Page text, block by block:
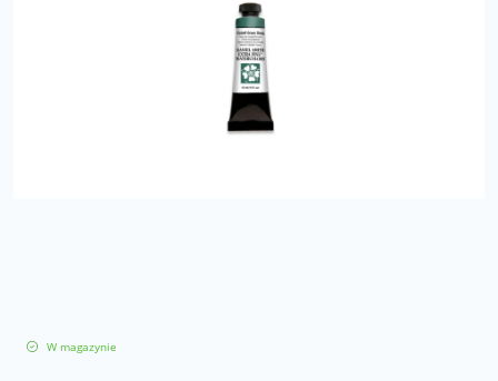
W magazynie